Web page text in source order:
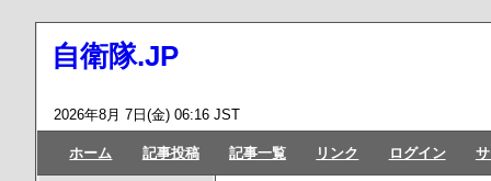
自衛隊.JP
2026年8月 7日(金) 06:16 JST
ホーム 記事投稿 記事一覧 リンク ログイン